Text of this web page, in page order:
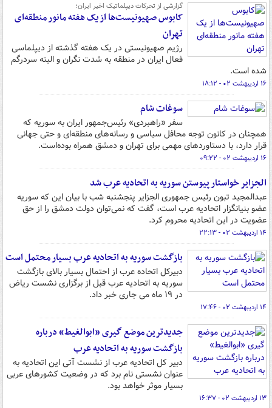
گزارشی از تحرکات دیپلماتیک اخیر ایران؛
کابوس صهیونیست‌ها از یک هفته مانور منطقه‌ای
تهران
رژیم صهیونیستی در یک هفته گذشته از دیپلماسی
فعال ایران در منطقه به شدت نگران و البته سردرگم
شده است.
۱۶ اردیبهشت ۰۲ - ۱۸:۱۲
سوغات شام
سفر «راهبردی» رئیس‌جمهور ایران به سوریه که
همچنان در کانون توجه محافل سیاسی و رسانه‌های منطقه‌ای و حتی جهانی
قرار دارد، با دستاوردهای مهمی برای تهران و دمشق همراه بوده‌است.
۱۶ اردیبهشت ۰۲ - ۰۹:۲۲
الجزایر خواستار پیوستن سوریه به اتحادیه عرب شد
عبدالمجید تبون رئیس جمهوری الجزایر پنجشنبه شب با بیان این که سوریه
عضو بنیانگزار اتحادیه عرب است، گفت که نمی‌توان دولت دمشق را از حق
عضویت در این اتحادیه محروم کرد.
۱۴ اردیبهشت ۰۲ - ۲۲:۱۳
بازگشت سوریه به اتحادیه عرب بسیار محتمل است
دبیرکل اتحاده عرب از احتمال بسیار بالای بازگشت
سوریه به اتحادیه عرب قبل از برگزاری نشست ریاض
در ۱۹ ماه می جاری خبر داد.
۱۴ اردیبهشت ۰۲ - ۱۷:۴۶
جدیدترین موضع گیری «ابوالغیط» درباره
بازگشت سوریه به اتحادیه عرب
دبیر کل اتحادیه عرب از نشست آتی این اتحادیه به
عنوان نشستی نام برد که در وضعیت کشورهای عربی
بسیار موثر خواهد بود.
۱۳ اردیبهشت ۰۲ - ۱۶:۳۷